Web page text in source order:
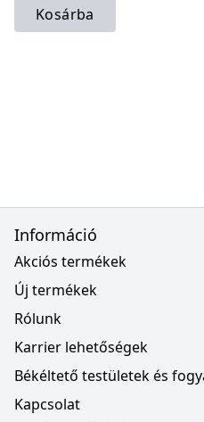
Kosárba
Információ
Akciós termékek
Új termékek
Rólunk
Karrier lehetőségek
Békéltető testületek és
Kapcsolat